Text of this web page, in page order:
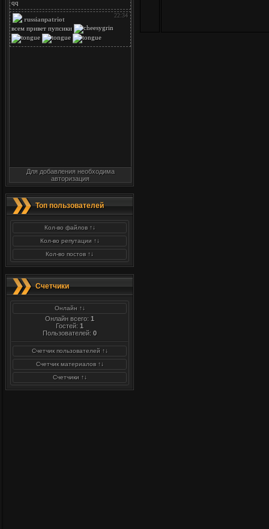
Для добавления необходима
авторизация
Топ пользователей
Кол-во файлов ↑↓
Кол-во репутации ↑↓
Кол-во постов ↑↓
Счетчики
Онлайн ↑↓
Онлайн всего: 1
Гостей: 1
Пользователей: 0
Счетчик пользователей ↑↓
Счетчик материалов ↑↓
Счетчики ↑↓